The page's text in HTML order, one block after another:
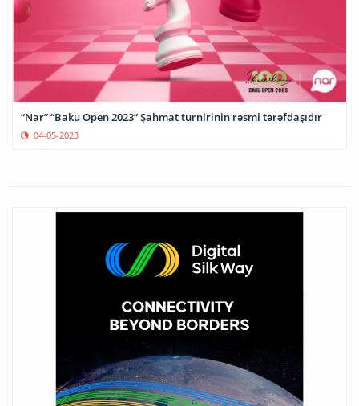
“Nar” “Baku Open 2023” Şahmat turnirinin rəsmi tərəfdaşıdır
04-05-2023